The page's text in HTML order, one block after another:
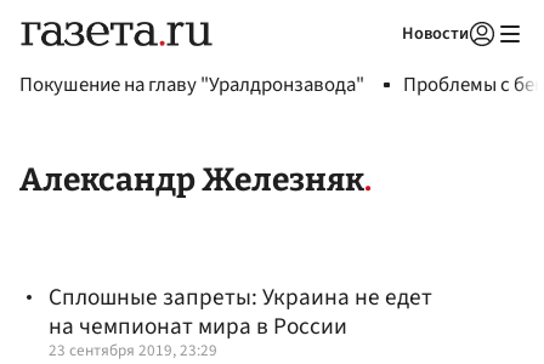
Новости
Покушение на главу "Уралдронзавода" Проблемы с
Александр Железняк
Сплошные запреты: Украина не едет
на чемпионат мира в России
23 сентября 2019, 23:29